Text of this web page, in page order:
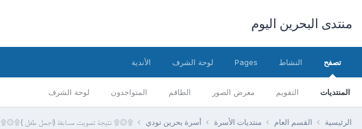
منتدى البحرين اليوم
تصفح
المنتديات التقويم معرض الصور الطاقم المتواجدون لوحة الشرف
النشاط Pages لوحة الشرف الأندية
الرئيسية القسم العام منتديات الأسرة أسرة بحرين تودي ۩۞۩ نتيجة تصويت مسابقة (اجمل طفل )۩۞۩